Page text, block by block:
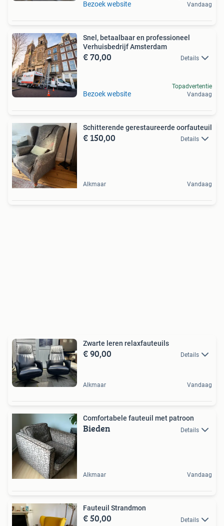
Bezoek website
Vandaag
Snel, betaalbaar en professioneel
Verhuisbedrijf Amsterdam
€ 70,00 Details
Bezoek website
Topadvertentie
Vandaag
Schitterende gerestaureerde oorfauteuil
€ 150,00 Details
Alkmaar Vandaag
Zwarte leren relaxfauteuils
€ 90,00 Details
Alkmaar Vandaag
Comfortabele fauteuil met patroon
Bieden Details
Alkmaar Vandaag
Fauteuil Strandmon
€ 50,00 Details